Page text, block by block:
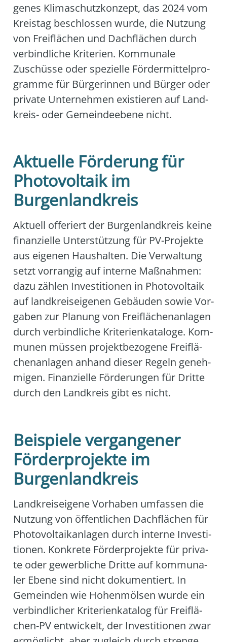
ge­nes Kli­ma­schutz­kon­zept, das 2024 vom
Kreis­tag beschlos­sen wur­de, die Nut­zung
von Frei­flä­chen und Dach­flä­chen durch
ver­bind­li­che Kri­te­ri­en. Kom­mu­na­le
Zuschüs­se oder spe­zi­el­le För­der­mit­tel­pro­
gram­me für Bür­ge­rin­nen und Bür­ger oder
pri­va­te Unter­neh­men exis­tie­ren auf Land­
kreis- oder Gemein­de­ebe­ne nicht.
Aktuelle Förderung für
Photovoltaik im
Burgenlandkreis
Aktu­ell offe­riert der Bur­gen­land­kreis kei­ne
finan­zi­el­le Unter­stüt­zung für PV-Pro­jek­te
aus eige­nen Haus­hal­ten. Die Ver­wal­tung
setzt vor­ran­gig auf inter­ne Maß­nah­men:
dazu zäh­len Inves­ti­tio­nen in Pho­to­vol­ta­ik
auf land­kreis­ei­ge­nen Gebäu­den sowie Vor­
ga­ben zur Pla­nung von Frei­flä­chen­an­la­gen
durch ver­bind­li­che Kri­te­ri­en­ka­ta­lo­ge. Kom­
mu­nen müs­sen pro­jekt­be­zo­ge­ne Frei­flä­
chen­an­la­gen anhand die­ser Regeln geneh­
mi­gen. Finan­zi­el­le För­de­run­gen für Drit­te
durch den Land­kreis gibt es nicht.
Beispiele vergangener
Förderprojekte im
Burgenlandkreis
Land­kreis­ei­ge­ne Vor­ha­ben umfas­sen die
Nut­zung von öffent­li­chen Dach­flä­chen für
Pho­to­vol­ta­ik­an­la­gen durch inter­ne Inves­ti­
tio­nen. Kon­kre­te För­der­pro­jek­te für pri­va­
te oder gewerb­li­che Drit­te auf kom­mu­na­
ler Ebe­ne sind nicht doku­men­tiert. In
Gemein­den wie Hohenmöl­sen wur­de ein
ver­bind­li­cher Kri­te­ri­en­ka­ta­log für Frei­flä­
chen-PV ent­wi­ckelt, der Inves­ti­tio­nen zwar